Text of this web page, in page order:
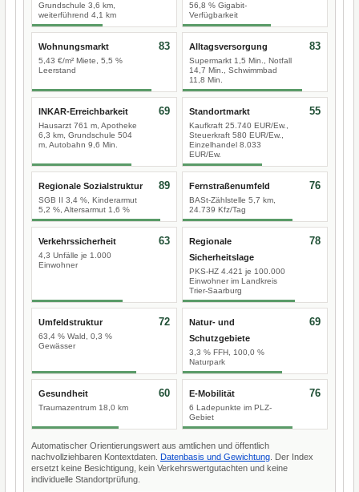
Grundschule 3,6 km,
weiterführend 4,1 km
56,8 % Gigabit-
Verfügbarkeit
Wohnungsmarkt
5,43 €/m² Miete, 5,5 %
Leerstand
83 Alltagsversorgung
Supermarkt 1,5 Min., Notfall
14,7 Min., Schwimmbad
11,8 Min.
83
INKAR-Erreichbarkeit
Hausarzt 761 m, Apotheke
6,3 km, Grundschule 504
m, Autobahn 9,6 Min.
69 Standortmarkt
Kaufkraft 25.740 EUR/Ew.,
Steuerkraft 580 EUR/Ew.,
Einzelhandel 8.033
EUR/Ew.
55
Regionale Sozialstruktur
SGB II 3,4 %, Kinderarmut
5,2 %, Altersarmut 1,6 %
89 Fernstraßenumfeld
BASt-Zählstelle 5,7 km,
24.739 Kfz/Tag
76
Verkehrssicherheit
4,3 Unfälle je 1.000
Einwohner
63
Regionale
Sicherheitslage
PKS-HZ 4.421 je 100.000
Einwohner im Landkreis
Trier-Saarburg
78
Umfeldstruktur
63,4 % Wald, 0,3 %
Gewässer
72
Natur- und
Schutzgebiete
3,3 % FFH, 100,0 %
Naturpark
69
Gesundheit
Traumazentrum 18,0 km
60 E-Mobilität
6 Ladepunkte im PLZ-
Gebiet
76
Automatischer Orientierungswert aus amtlichen und öffentlich
nachvollziehbaren Kontextdaten. Datenbasis und Gewichtung . Der Index
ersetzt keine Besichtigung, kein Verkehrswertgutachten und keine
individuelle Standortprüfung.